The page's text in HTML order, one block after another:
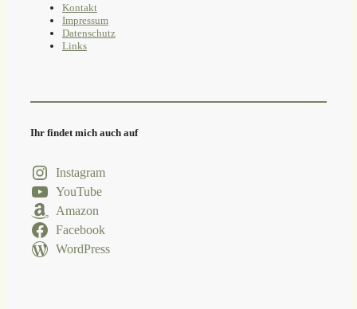
Kontakt
Impressum
Datenschutz
Links
Ihr findet mich auch auf
Instagram
YouTube
Amazon
Facebook
WordPress